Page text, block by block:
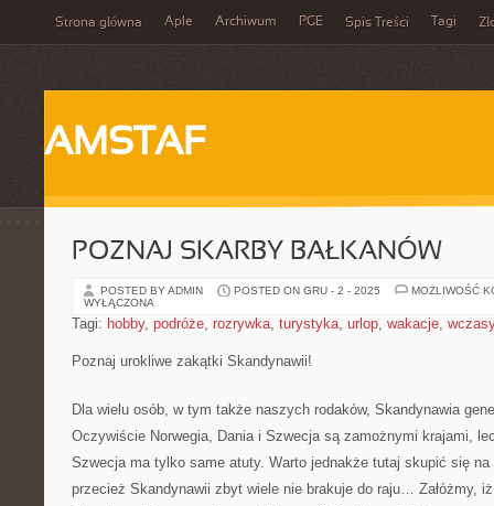
Strona główna Aple Archiwum PGE Spis Treści Tagi
AMSTAF
POZNAJ SKARBY BAŁKANÓW
POSTED BY ADMIN POSTED ON GRU - 2 - 2025
MOŻLIWOŚĆ
WYŁĄCZONA
Tagi: hobby, podróże, rozrywka, turystyka, urlop, wakacje,
Poznaj urokliwe zakątki Skandynawii!
Dla wielu osób, w tym także naszych rodaków, Skandynawia
Oczywiście Norwegia, Dania i Szwecja są zamożnymi krajami,
Szwecja ma tylko same atuty. Warto jednakże tutaj skupić się
przecież Skandynawii zbyt wiele nie brakuje do raju… Załóżmy,